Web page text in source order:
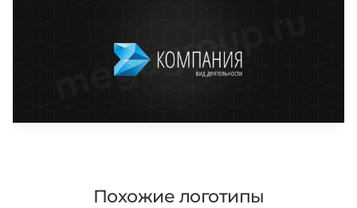
Похожие логотипы